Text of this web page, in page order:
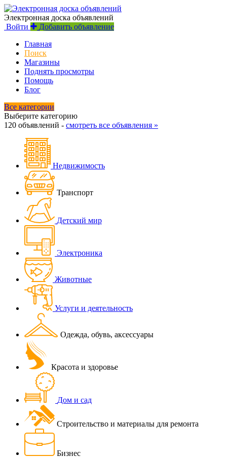
Электронная доска объявлений
Войти
Добавить объявление
Главная
Поиск
Магазины
Поднять просмотры
Помощь
Блог
Все категории
Выберите категорию
120 объявлений - смотреть все объявления »
Недвижимость
Транспорт
Детский мир
Электроника
Животные
Услуги и деятельность
Одежда, обувь, аксессуары
Красота и здоровье
Дом и сад
Строительство и материалы для ремонта
Бизнес